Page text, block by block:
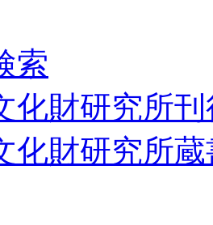
索
化財研究所
化財研究所